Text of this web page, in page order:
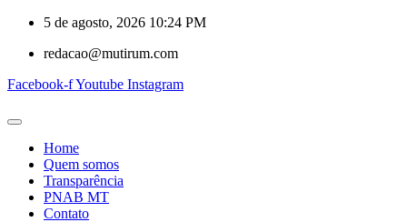
5 de agosto, 2026 10:24 PM
redacao@mutirum.com
Facebook-fYoutube Instagram
Home
Quem somos
Transparência
PNAB MT
Contato